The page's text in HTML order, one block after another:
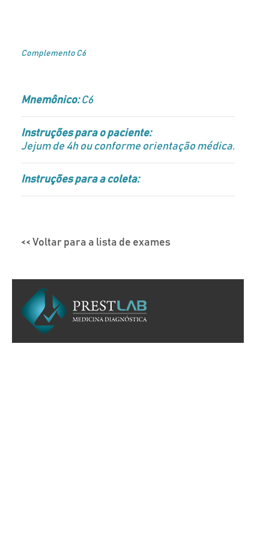
Complemento C6
Mnemônico:C6
Instruções para o paciente:
Jejum de 4h ou conforme orientação médica.
Instruções para a coleta:
<< Voltar para a lista de exames